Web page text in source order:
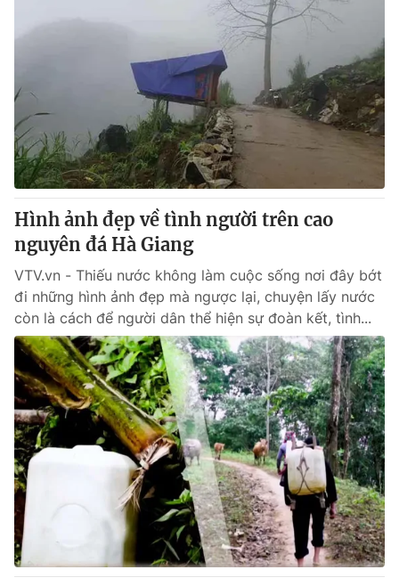
® Cấm sao chép dưới mọi hình thức nếu không có sự chấp
thuận bằng văn bản. Ghi rõ nguồn VTV.vn khi phát hành lại
thông tin từ website này.
Hình ảnh đẹp về tình người trên cao
nguyên đá Hà Giang
VTV.vn - Thiếu nước không làm cuộc sống nơi đây bớt
đi những hình ảnh đẹp mà ngược lại, chuyện lấy nước
còn là cách để người dân thể hiện sự đoàn kết, tình...